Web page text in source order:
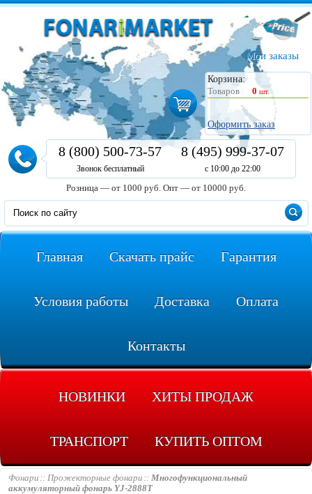
Мои заказы
Корзина:
Товаров
0 шт.
Оформить заказ
8 (800) 500-73-57
Звонок бесплатный
8 (495) 999-37-07
с 10:00 до 22:00
Розница — от 1000 руб. Опт — от 10000 руб.
Главная Скачать прайс Гарантия
Условия работы Доставка Оплата
Контакты
НОВИНКИ ХИТЫ ПРОДАЖ
ТРАНСПОРТ КУПИТЬ ОПТОМ
Фонари Прожекторные фонари
Многофункциональный
аккумуляторный фонарь YJ-2888T